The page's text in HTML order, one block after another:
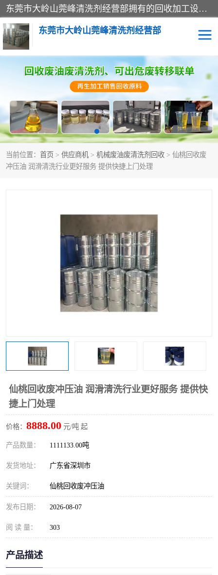
东莞市大岭山莞峰清洗剂经营部拥有的回收加工设备，大量废油回收、废清洗剂回收、废溶剂油回收、机械废油废清洗剂回收、废碳氢回收、碳氢液压油回收、碳氢二氯回收等废清洗剂处理；我们只是提供废旧化工原料的循环使用存放点，执行正规的存放，有正规的回收资质处理。同时我们公司批发零售回收级清洗剂，脱模油再生基础油，质量保证。
东莞市大岭山莞峰清洗剂经营部
当前位置： 首页 > 供应商机 > 机械废油废清洗剂回收 > 仙桃回收废
冲压油 润滑清洗行业更好服务 提供快捷上门处理
仙桃回收废冲压油 润滑清洗行业更好服务 提供快
捷上门处理
价格： 8888.00 元/吨 起
产品数量： 1111133.00吨
发货地址： 广东省深圳市
关键词： 仙桃回收废冲压油
发布日期： 2026-08-07
阅 读 量： 303
产品描述
废清洗剂回收
废溶剂油回收 机械废油废清洗剂回收
废碳氢回收 碳氢液压油回收
碳氢二氯回收 回收废三四氯乙烯
上门回收废清洗剂